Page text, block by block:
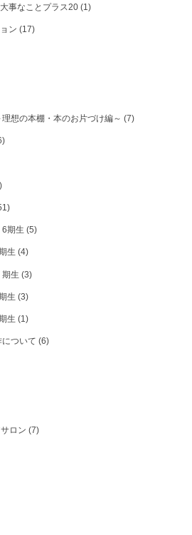
事なことプラス20(1)
ョン(17)
理想の本棚・本のお片づけ編～(7)
6期生(5)
生(4)
期生(3)
生(3)
生(1)
について(6)
サロン(7)